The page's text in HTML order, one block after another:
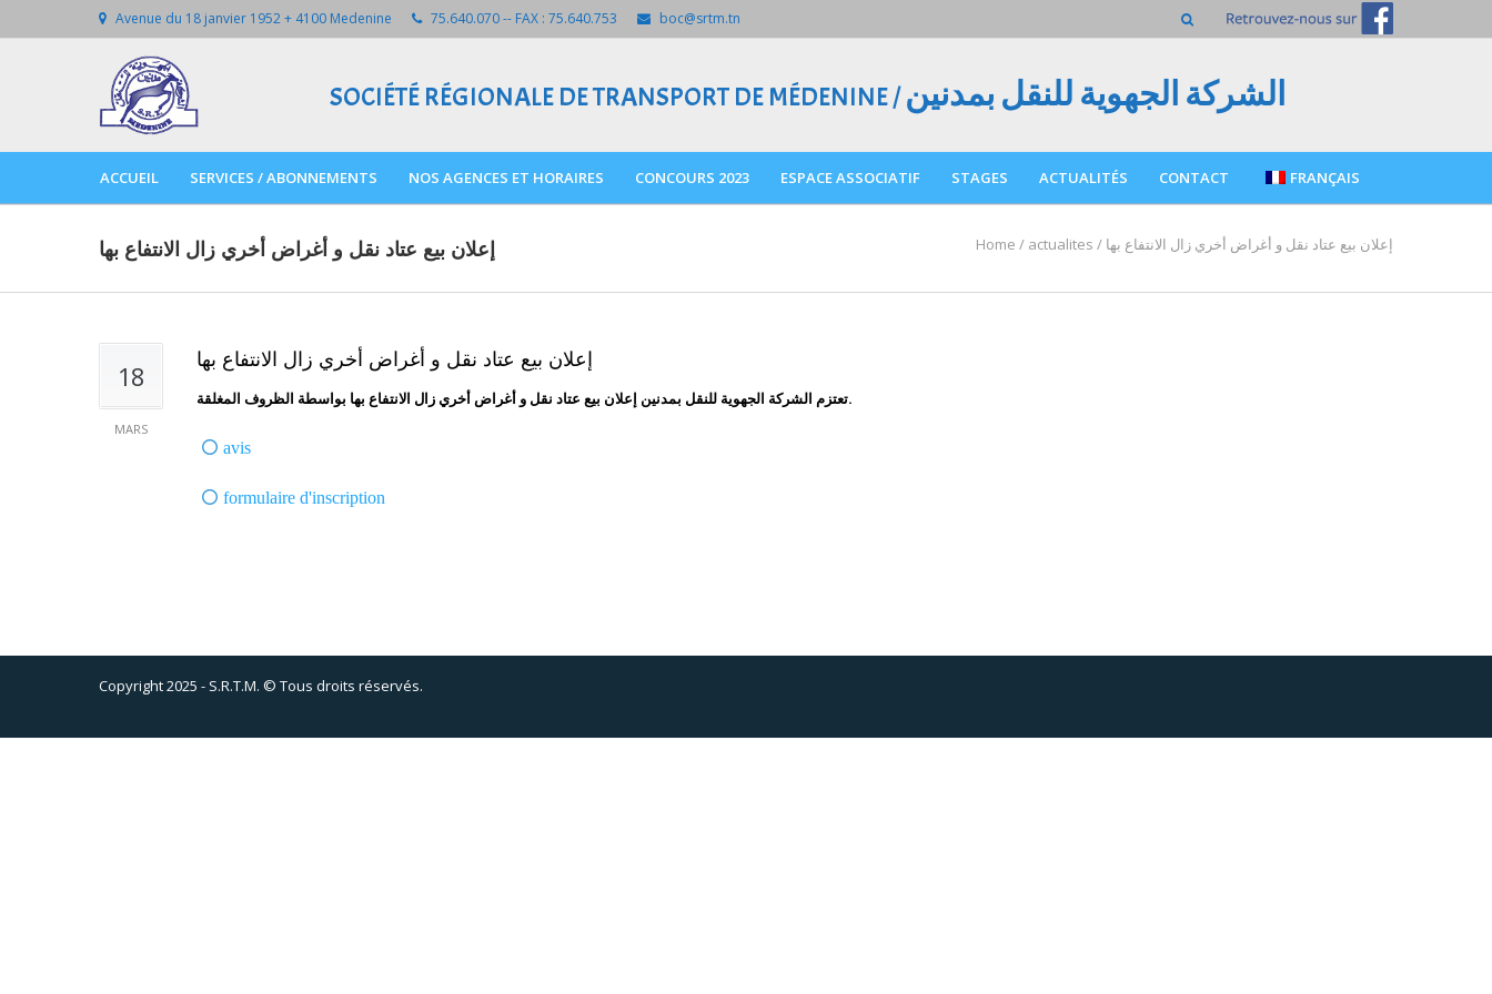
Avenue du 18 janvier 1952 + 4100 Medenine 75.640.070 -- FAX : 75.640.753 boc@srtm.tn
SOCIÉTÉ RÉGIONALE DE TRANSPORT DE MÉDENINE /الشركة الجهوية للنقل بمدنين
ACCUEIL SERVICES / ABONNEMENTS NOS AGENCES ET HORAIRES CONCOURS 2023 ESPACE ASSOCIATIF STAGES ACTUALITÉS CONTACT FRANÇAIS
إعلان بيع عتاد نقل و أغراض أخري زال الانتفاع بها Home / actualites / إعلان بيع عتاد نقل و أغراض أخري زال الانتفاع بها
18
MARS
إعلان بيع عتاد نقل و أغراض أخري زال الانتفاع بها
تعتزم الشركة الجهوية للنقل بمدنين إعلان بيع عتاد نقل و أغراض أخري زال الانتفاع بها بواسطة الظروف المغلقة.
avis
formulaire d'inscription
Copyright 2025 - S.R.T.M. © Tous droits réservés.